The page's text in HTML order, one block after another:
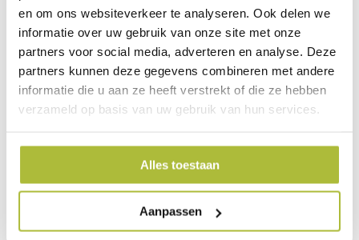
en om ons websiteverkeer te analyseren. Ook delen we
informatie over uw gebruik van onze site met onze
partners voor social media, adverteren en analyse. Deze
partners kunnen deze gegevens combineren met andere
informatie die u aan ze heeft verstrekt of die ze hebben
verzameld op basis van uw gebruik van hun services.
Alles toestaan
Aanpassen
Kant en klaar haag
(Olijfwilg) 120x180 cm
249,95
Kant en klaar haag
(Vuurdoorn) 120x155 cm
172,00